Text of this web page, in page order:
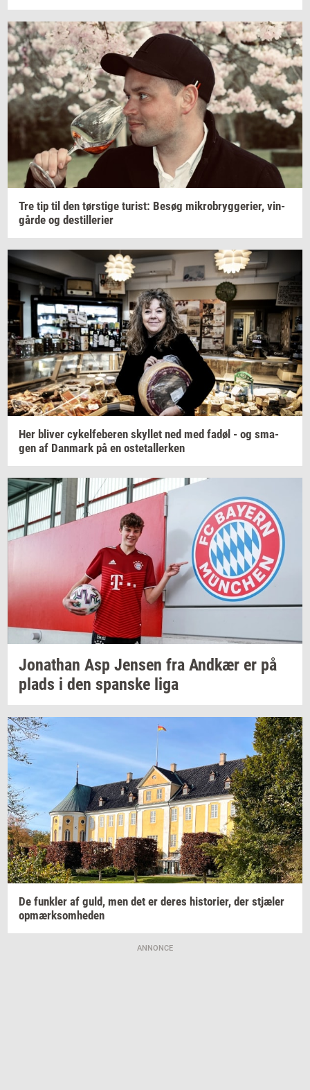
Tre tip til den tørsti­ge turist: Besøg mi­kro­bryg­ge­ri­er, vin­
går­de og destil­le­ri­er
Her bli­ver cy­kel­fe­be­ren skyl­let ned med fadøl - og sma­
gen af Dan­mark på en oste­tal­ler­ken
Jo­nat­han Asp Jen­sen fra And­kær er på
plads i den span­ske liga
De funk­ler af guld, men det er deres hi­sto­ri­er, der stjæ­ler
op­mærk­som­he­den
ANNONCE